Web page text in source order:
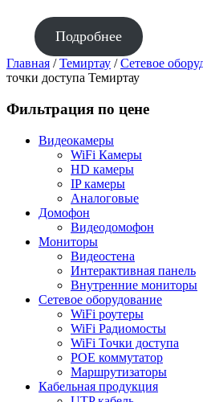
Подробнее
Главная /Темиртау /Сетевое
точки доступа Темиртау
Фильтрация по цене
Видеокамеры
WiFi Камеры
HD камеры
IP камеры
Аналоговые
Домофон
Видеодомофон
Мониторы
Видеостена
Интерактивная панель
Внутренние мониторы
Сетевое оборудование
WiFi роутеры
WiFi Радиомосты
WiFi Точки доступа
POE коммутатор
Маршрутизаторы
Кабельная продукция